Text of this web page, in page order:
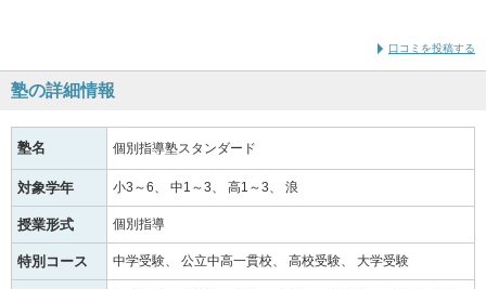
口コミを投稿する
塾の詳細情報
塾名 個別指導塾スタンダード
対象学年 小3～6 中1～3 高1～3 浪
授業形式 個別指導
特別コース 中学受験 公立中高一貫校 高校受験 大学受験